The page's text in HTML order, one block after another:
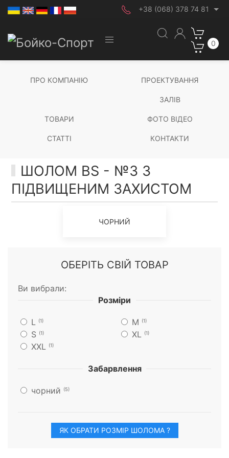
+38 (068) 378 74 81
0
ПРО КОМПАНІЮ ПРОЕКТУВАННЯ
ЗАЛІВ
ТОВАРИ ФОТО ВІДЕО
СТАТТІ КОНТАКТИ
ШОЛОМ BS - №3 З
ПІДВИЩЕНИМ ЗАХИСТОМ
ЧОРНИЙ
ОБЕРІТЬ СВІЙ ТОВАР
Ви вибрали:
Розміри
L (1) M (1)
S (1) XL (1)
XXL (1)
Забарвлення
чорний (5)
ЯК ОБРАТИ РОЗМІР ШОЛОМА ?